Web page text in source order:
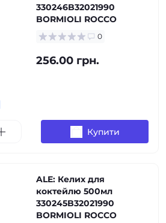
330246B32021990
BORMIOLI ROCCO
0
256.00 грн.
Купити
ALE: Келих для
коктейлю 500мл
330245B32021990
BORMIOLI ROCCO